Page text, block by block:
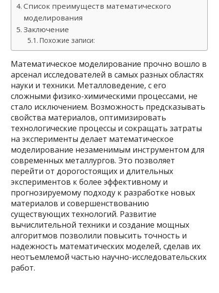
Список преимуществ математического
моделирования
Заключение
Похожие записи:
Математическое моделирование прочно вошло в
арсенал исследователей в самых разных областях
науки и техники. Металловедение, с его
сложными физико-химическими процессами, не
стало исключением. Возможность предсказывать
свойства материалов, оптимизировать
технологические процессы и сокращать затраты
на эксперименты делает математическое
моделирование незаменимым инструментом для
современных металлургов. Это позволяет
перейти от дорогостоящих и длительных
экспериментов к более эффективному и
прогнозируемому подходу к разработке новых
материалов и совершенствованию
существующих технологий. Развитие
вычислительной техники и создание мощных
алгоритмов позволили повысить точность и
надежность математических моделей, сделав их
неотъемлемой частью научно-исследовательских
работ.